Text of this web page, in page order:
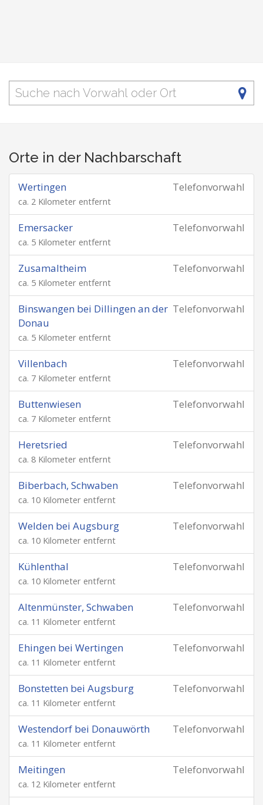
Orte in der Nachbarschaft
Telefonvorwahl
Wertingen
ca. 2 Kilometer entfernt
Telefonvorwahl
Emersacker
ca. 5 Kilometer entfernt
Telefonvorwahl
Zusamaltheim
ca. 5 Kilometer entfernt
Telefonvorwahl
Binswangen bei Dillingen an der
Donau
ca. 5 Kilometer entfernt
Telefonvorwahl
Villenbach
ca. 7 Kilometer entfernt
Telefonvorwahl
Buttenwiesen
ca. 7 Kilometer entfernt
Telefonvorwahl
Heretsried
ca. 8 Kilometer entfernt
Telefonvorwahl
Biberbach, Schwaben
ca. 10 Kilometer entfernt
Telefonvorwahl
Welden bei Augsburg
ca. 10 Kilometer entfernt
Telefonvorwahl
Kühlenthal
ca. 10 Kilometer entfernt
Telefonvorwahl
Altenmünster, Schwaben
ca. 11 Kilometer entfernt
Telefonvorwahl
Ehingen bei Wertingen
ca. 11 Kilometer entfernt
Telefonvorwahl
Bonstetten bei Augsburg
ca. 11 Kilometer entfernt
Telefonvorwahl
Westendorf bei Donauwörth
ca. 11 Kilometer entfernt
Telefonvorwahl
Meitingen
ca. 12 Kilometer entfernt